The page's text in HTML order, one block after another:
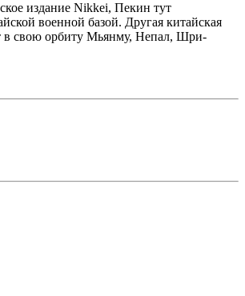
издание Nikkei, Пекин тут
военной базой. Другая китайская
в свою орбиту Мьянму, Непал, Шри-